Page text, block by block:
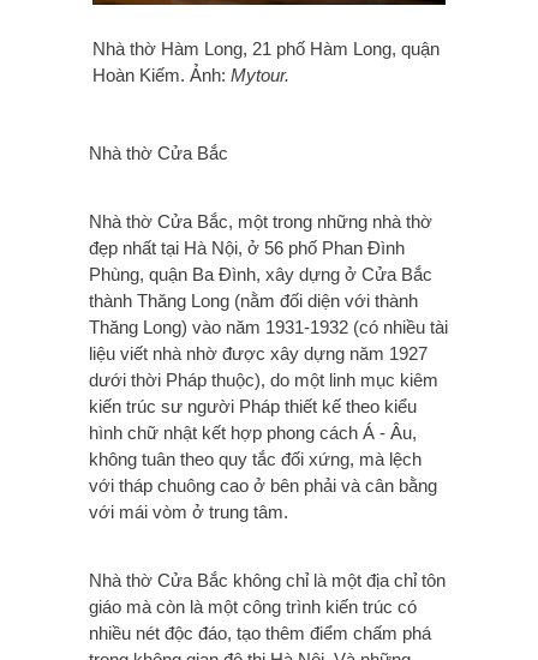
Nhà thờ Hàm Long, 21 phố Hàm Long, quận
Hoàn Kiếm. Ảnh: Mytour.
Nhà thờ Cửa Bắc
Nhà thờ Cửa Bắc, một trong những nhà thờ
đẹp nhất tại Hà Nội, ở 56 phố Phan Đình
Phùng, quận Ba Đình, xây dựng ở Cửa Bắc
thành Thăng Long (nằm đối diện với thành
Thăng Long) vào năm 1931-1932 (có nhiều tài
liệu viết nhà nhờ được xây dựng năm 1927
dưới thời Pháp thuộc), do một linh mục kiêm
kiến trúc sư người Pháp thiết kế theo kiểu
hình chữ nhật kết hợp phong cách Á - Âu,
không tuân theo quy tắc đối xứng, mà lệch
với tháp chuông cao ở bên phải và cân bằng
với mái vòm ở trung tâm.
Nhà thờ Cửa Bắc không chỉ là một địa chỉ tôn
giáo mà còn là một công trình kiến trúc có
nhiều nét độc đáo, tạo thêm điểm chấm phá